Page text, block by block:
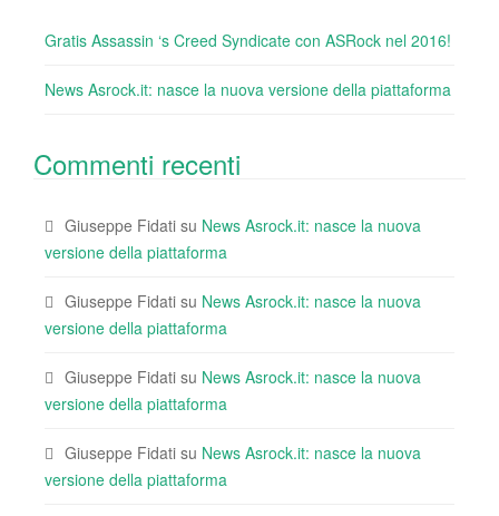
Gratis Assassin ‘s Creed Syndicate con ASRock nel 2016!
News Asrock.it: nasce la nuova versione della piattaforma
Commenti recenti
Giuseppe Fidati su News Asrock.it: nasce la nuova
versione della piattaforma
Giuseppe Fidati su News Asrock.it: nasce la nuova
versione della piattaforma
Giuseppe Fidati su News Asrock.it: nasce la nuova
versione della piattaforma
Giuseppe Fidati su News Asrock.it: nasce la nuova
versione della piattaforma